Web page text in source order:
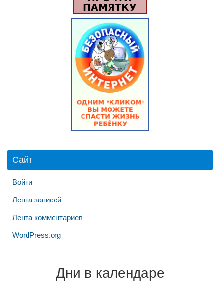
Сайт
Войти
Лента записей
Лента комментариев
WordPress.org
Дни в календаре